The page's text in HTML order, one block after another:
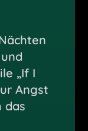
„If I
Angst
das